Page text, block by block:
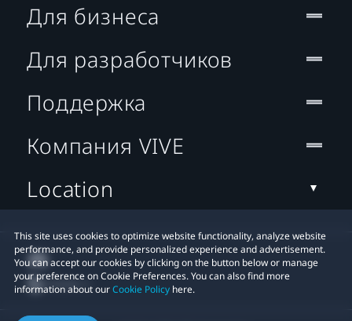
This site uses cookies to optimize website functionality, analyze website
performance, and provide personalized experience and advertisement.
You can accept our cookies by clicking on the button below or manage
your preference on Cookie Preferences. You can also find more
information about ourCookie Policy here.
Для бизнеса
Для разработчиков
Поддержка
Компания VIVE
Location